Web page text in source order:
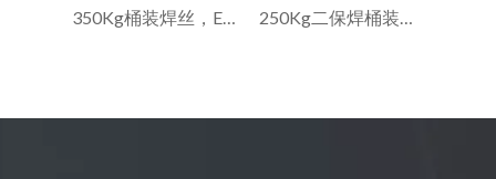
350Kg桶装焊丝，ER70S-6机器人焊接桶装焊丝 250Kg二保焊桶装焊丝,桶装实心焊丝